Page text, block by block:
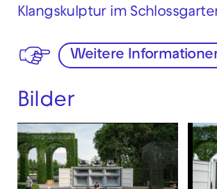
Klangskulptur im
Weitere
Bilder